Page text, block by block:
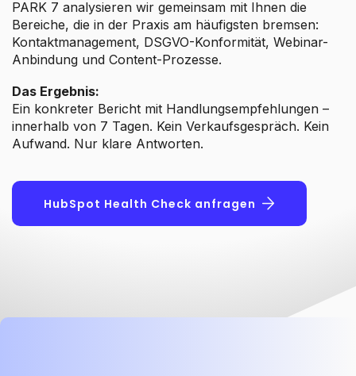
PARK 7 analysieren wir gemeinsam mit Ihnen die
Bereiche, die in der Praxis am häufigsten bremsen:
Kontaktmanagement, DSGVO-Konformität, Webinar-
Anbindung und Content-Prozesse.
Das Ergebnis:
Ein konkreter Bericht mit Handlungsempfehlungen –
innerhalb von 7 Tagen. Kein Verkaufsgespräch. Kein
Aufwand. Nur klare Antworten.
HubSpot Health Check anfragen